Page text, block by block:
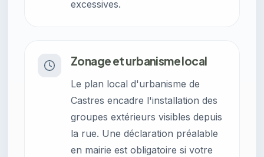
excessives.
Zonage et urbanisme local
Le plan local d'urbanisme de
Castres encadre l'installation des
groupes extérieurs visibles depuis
la rue. Une déclaration préalable
en mairie est obligatoire si votre